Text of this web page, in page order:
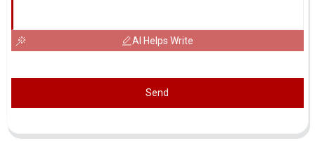
AI Helps Write
Send